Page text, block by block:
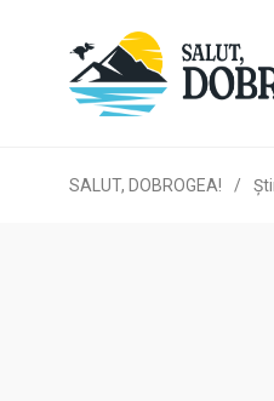
SALUT, DOBROGEA! /